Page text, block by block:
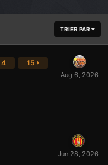
TRIER PAR
4 15